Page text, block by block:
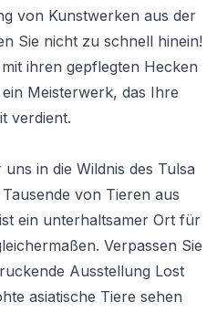
von Kunstwerken aus der
Sie nicht zu schnell hinein!
ihren gepflegten Hecken
Meisterwerk, das Ihre
verdient.
in die Wildnis des Tulsa
von Tieren aus
ein unterhaltsamer Ort für
Verpassen Sie
Ausstellung Lost
asiatische Tiere sehen